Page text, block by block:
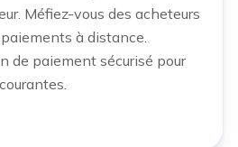
Méfiez-vous des acheteurs
à distance.
de paiement sécurisé pour